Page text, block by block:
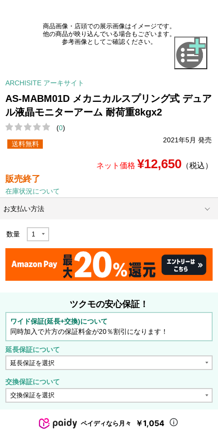
商品画像・店頭での展示画像はイメージです。
他の商品が映り込んでいる場合もございます。
参考画像としてご確認ください。
ARCHISITE アーキサイト
AS-MABM01D メカニカルスプリング式 デュア
ル液晶モニターアーム 耐荷重8kgx2
(0)
2021年5月 発売
送料無料
ネット価格 ¥12,650（税込）
販売終了
在庫状況について
お支払い方法
数量
ツクモの安心保証！
ワイド保証(延長+交換)について
同時加入で片方の保証料金が20％割引になります！
延長保証について
交換保証について
ペイディなら月々 ￥1,054